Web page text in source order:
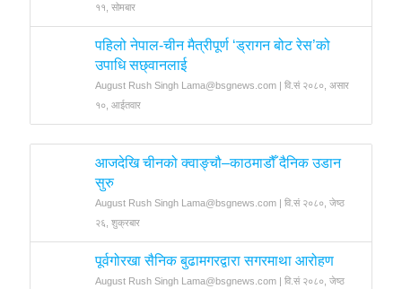
११, सोमबार
पहिलो नेपाल-चीन मैत्रीपूर्ण ‘ड्रागन बोट रेस’को
उपाधि सछ्वानलाई
August Rush Singh Lama@bsgnews.com | वि.सं २०८०, असार
१०, आईतवार
आजदेखि चीनको क्वाङ्चौ–काठमाडौँ दैनिक उडान
सुरु
August Rush Singh Lama@bsgnews.com | वि.सं २०८०, जेष्ठ
२६, शुक्रबार
पूर्वगोरखा सैनिक बुढामगरद्वारा सगरमाथा आरोहण
August Rush Singh Lama@bsgnews.com | वि.सं २०८०, जेष्ठ